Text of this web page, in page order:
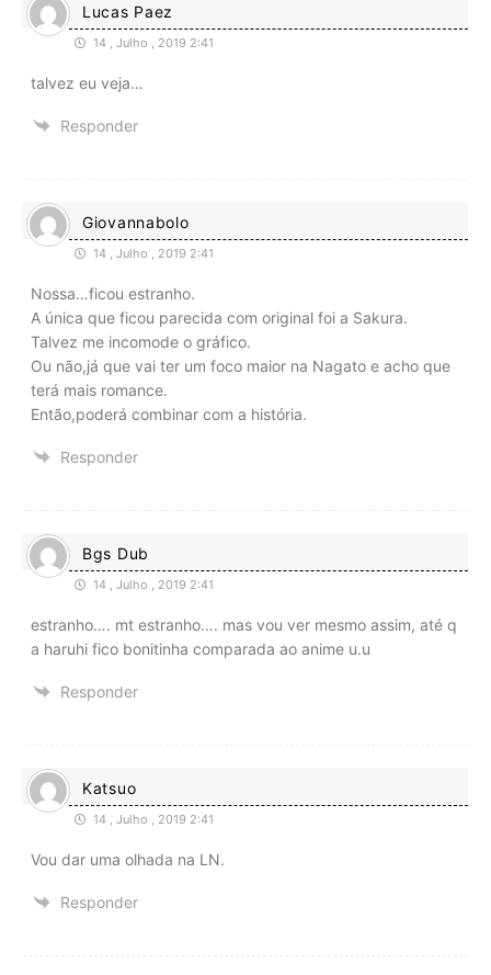
Lucas Paez
14 , Julho , 2019 2:41
talvez eu veja…
Responder
Giovannabolo
14 , Julho , 2019 2:41
Nossa…ficou estranho.
A única que ficou parecida com original foi a Sakura.
Talvez me incomode o gráfico.
Ou não,já que vai ter um foco maior na Nagato e acho que
terá mais romance.
Então,poderá combinar com a história.
Responder
Bgs Dub
14 , Julho , 2019 2:41
estranho…. mt estranho…. mas vou ver mesmo assim, até q
a haruhi fico bonitinha comparada ao anime u.u
Responder
Katsuo
14 , Julho , 2019 2:41
Vou dar uma olhada na LN.
Responder